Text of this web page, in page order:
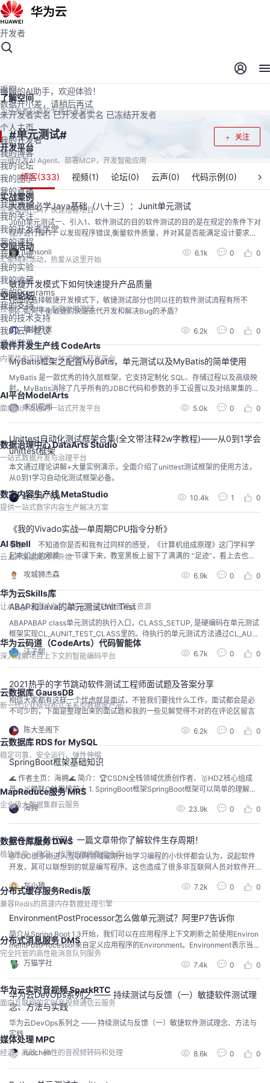
开发者空间
开发者空间
了解空间
为开发者打造的专属开发空间
开发平台
一键开发AI Agent、部署MCP，开发智能应用
实战案例
完整案例代码，快速搭建项目
空间活动
汇聚精彩活动，热爱从这里开始
空间论坛
技术交流阵地，专家坐堂答疑
软件开发生产线 CodeArts
内置华为实践的一站式软件开发平台
AI平台ModelArts
面向AI开发者的一站式开发平台
数据治理中心 DataArts Studio
一站式数据开发与治理平台
数字内容生产线 MetaStudio
提供一站式数字内容生产解决方案
AI Shell
云上开发运维效率升级
华为云Skills库
让AI Agent通过自然语言安全高效地管理云资源
华为云码道（CodeArts）代码智能体
深入理解项目上下文的智能编码平台
云数据库 GaussDB
新一代企业级分布式关系型数据库产品
云数据库 RDS for MySQL
稳定可靠、安全运行、弹性伸缩
MapReduce服务 MRS
企业级大数据集群云服务
数据仓库服务 DWS
极致性能、稳定、按需扩展的数据仓库
分布式缓存服务Redis版
兼容Redis的高速内存数据处理引擎
分布式消息服务 DMS
完全托管的高性能消息队列服务
华为云实时音视频 SparkRTC
面向互联网的实时音视频通信云服务
媒体处理 MPC
经济、高效、弹性的音视频转码和处理
开发者
返回
未开发者实名 已开发者实名 已冻结开发者
个人主页
我的开发者
我的博客
我的论坛
我的圈子
我的直播
我的活动
我的关注
我的开发者学堂
我的课程
我的认证
我的实验
我的收藏
我的Programs
我的支持
我的技术支持
我的云声建议
退出登录
懂您的AI助手，欢迎体验！
数据开小差，请稍后再试
关注
#单元测试#
博客(333) 视频(1) 论坛(0) 云声(0) 代码示例(0)
大数据必学Java基础（八十三）：Junit单元测试
​Junit单元测试一、引入1、软件测试的目的软件测试的目的是在规定的条件下对
程序进行操作，以发现程序错误,衡量软件质量，并对其是否能满足设计要求进
行评估的过程。2、测试分类2.1、黑盒测试软件的黑盒测试意味着测试要在软件
的接口处进行。这种方法是把测试对象看做一个黑盒子，测试人员完全不考虑
程序内部的逻辑结构和内部特性，只依据程序的需求规格说明书,检查程序的功
能是否符合它的功能说明。因此黑盒测...
Lansonli 6.1k 0 0
敏捷开发模式下如何快速提升产品质量
在团队选择敏捷开发模式下，敏捷测试部分也同以往的软件测试流程有所不
同。如何平衡敏捷的快速迭代开发和解决Bug的矛盾？
敏捷开发 6.2k 0 0
MyBatis框架之配置MyBatis，单元测试以及MyBatis的简单使用
MyBatis 是一款优秀的持久层框架，它支持定制化 SQL、存储过程以及高级映
射。MyBatis消除了几乎所有的JDBC代码和参数的手工设置以及对结果集的检
索封装。MyBatis可以使用简单的XML或注解用于配置和原始映射，将接口和J
ava的POJO（Plain Old Java Objects，普通的Java对象）映射成数据库中的
记录。
未见花闻 5.0k 0 0
Unittest自动化测试框架合集(全文带注释2w字教程)——从0到1学会
unittest框架
本文通过理论讲解+大量实例演示，全面介绍了unittest测试框架的使用方法，
从0到1学习自动化测试框架必备。
是羽十八ya 10.4k 1 0
《我的Vivado实战—单周期CPU指令分析》
引言 不知道你是否和我有过同样的感受，《计算机组成原理》这门学科学
起来如此的艰难：一节课下来，教室黑板上留下了满满的 “足迹”，看上去也挺
习路上的绊脚石。源码、反码、补码等等等等，各种的码制转换令我一头雾
水，我曾一度怀疑这就是计算机干的活儿吗？ 随着后面慢慢了解《计算机
组成原理》后，我愿称计算机为世界上最...
攻城狮杰森 6.9k 0 0
ABAP和Java的单元测试Unit Test
ABAPABAP class单元测试的执行入口，CLASS_SETUP, 是硬编码在单元测试
框架实现CL_AUNIT_TEST_CLASS里的。待执行的单元测试方法通过CL_AUNI
T_TEST_CLASS～get_Test_Methods返回到一个内表里，然后LOOP该内表，
依次执行。 Java最常用的Maven plugin是maven-surefire-plugin，可以方便
地单独触...
汪子熙 6.7k 0 0
2021热乎的字节跳动软件测试工程师面试题及答案分享
相信大家都有这样一个忧虑就是面试，不管我们要找什么工作，面试都会是必
不可少的，下面是整理出来的面试题和我的一些见解觉得不对的在评论区留言
陈大圣阁下 6.2k 0 0
SpringBoot框架基础知识
🌊 作者主页：海拥🌊 简介：🏆CSDN全栈领域优质创作者、🥇HDZ核心组成
员、🥈蝉联C站周榜前十 1. SpringBoot框架SpringBoot框架可以简单的理解为
是一个“增强版的SpringMVC框架，极大程度的简化了各种配置，默认就已经集
成了绝大部分常用的依赖”。 2. 创建SpringBoot项目的方式创建SpringBoot的
方式主要有3种：基于SpringBoot的父...
海拥 23.9k 0 0
软件就是敲代码？一篇文章带你了解软件生存周期！
@TOC很多刚进入互联网领域或刚开始学习编程的小伙伴都会认为，说起软件
开发，其可以联想到的就是编写程序。这也造成了很多非互联网人员对软件开
件开发的过程中较为基础的一个部分，而并非属于软件开发整个过程的全部。
其实软件和很多产品一样，都是有一定的生存周期的，这个周期就叫做“软件生
灰小猿 7.2k 0 0
EnvironmentPostProcessor怎么做单元测试？阿里P7告诉你
简介从Spring Boot 1.3开始，我们可以在应用程序上下文刷新之前使用Environ
mentPostProcessor来自定义应用程序的Environment。Environment表示当前
应用程序运行的环境，它可以统一访问各种属性源中的属性，如属性文件、JV
M系统属性、系统环境变量和Servlet上下文参数。使用EnvironmentPostProc
essor可以在bean初始化...
万猫学社 7.4k 0 0
华为云DevOps系列之 —— 持续测试与反馈（一）敏捷软件测试理
念、方法与实践
华为云DevOps系列之 —— 持续测试与反馈（一）敏捷软件测试理念、方法与
实践
ruochen 8.6k 0 0